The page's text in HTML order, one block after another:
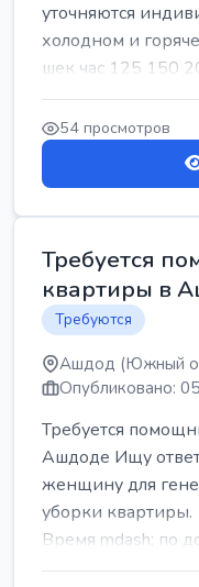
уточняются
холодном и
шек час 125 150
54 просмотров
Требуется
квартиры в
Требуются
Ашдод (Южный
Опубликовано:
Требуется
Ашдоде Ищу
женщину для
уборки квартиры.
Время mdash; по